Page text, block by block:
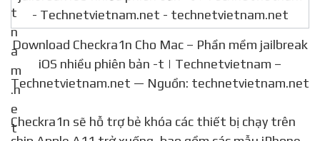
Download Checkra1n Cho Mac – Phần mềm jailbreak
iOS nhiều phiên bản -t | Technetvietnam –
Technetvietnam.net — Nguồn: technetvietnam.net
Checkra1n sẽ hỗ trợ bẻ khóa các thiết bị chạy trên